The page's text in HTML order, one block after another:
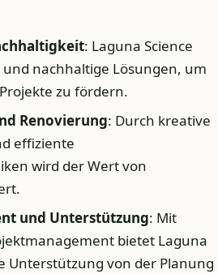
: Laguna Science
nachhaltige Lösungen, um
zu fördern.
Renovierung: Durch kreative
effiziente
wird der Wert von
und Unterstützung: Mit
bietet Laguna
Unterstützung von der Planung